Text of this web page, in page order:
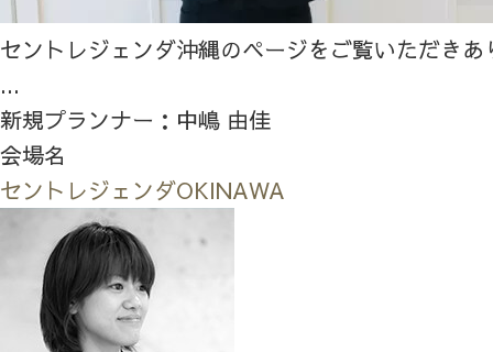
セントレジェンダ沖縄のページをご覧いただき
...
新規プランナー：中嶋 由佳
会場名
セントレジェンダOKINAWA